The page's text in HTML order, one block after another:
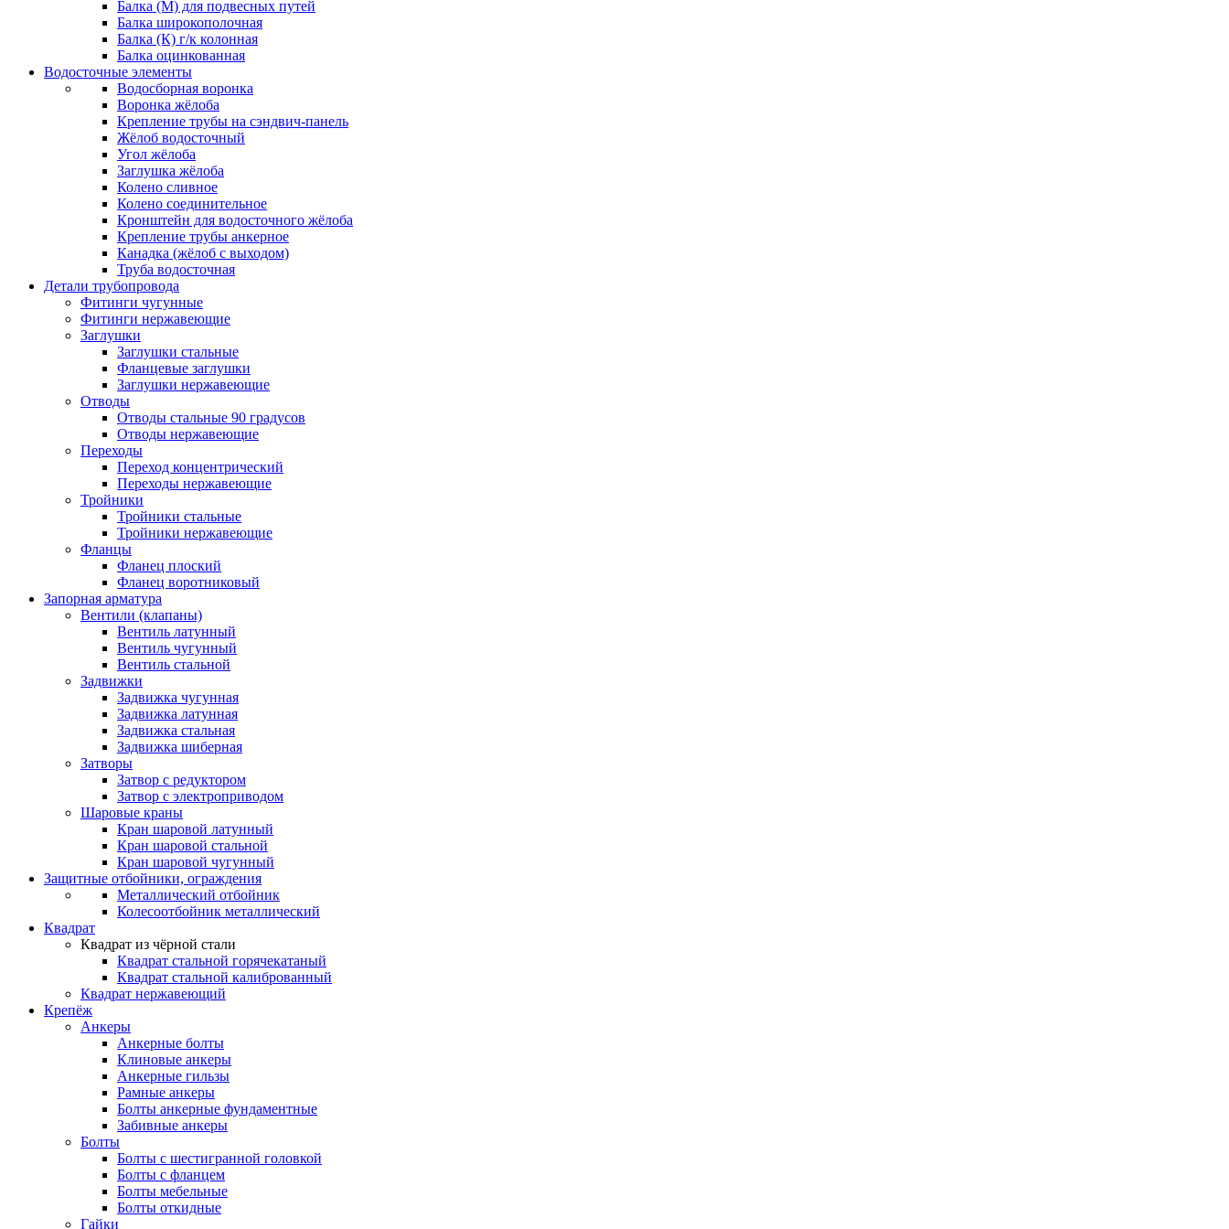
Балка (М) для подвесных путей
Балка широкополочная
Балка (К) г/к колонная
Балка оцинкованная
Водосточные элементы
Водосборная воронка
Воронка жёлоба
Крепление трубы на сэндвич-панель
Жёлоб водосточный
Угол жёлоба
Заглушка жёлоба
Колено сливное
Колено соединительное
Кронштейн для водосточного жёлоба
Крепление трубы анкерное
Канадка (жёлоб с выходом)
Труба водосточная
Детали трубопровода
Фитинги чугунные
Фитинги нержавеющие
Заглушки
Заглушки стальные
Фланцевые заглушки
Заглушки нержавеющие
Отводы
Отводы стальные 90 градусов
Отводы нержавеющие
Переходы
Переход концентрический
Переходы нержавеющие
Тройники
Тройники стальные
Тройники нержавеющие
Фланцы
Фланец плоский
Фланец воротниковый
Запорная арматура
Вентили (клапаны)
Вентиль латунный
Вентиль чугунный
Вентиль стальной
Задвижки
Задвижка чугунная
Задвижка латунная
Задвижка стальная
Задвижка шиберная
Затворы
Затвор с редуктором
Затвор с электроприводом
Шаровые краны
Кран шаровой латунный
Кран шаровой стальной
Кран шаровой чугунный
Защитные отбойники, ограждения
Металлический отбойник
Колесоотбойник металлический
Квадрат
Квадрат из чёрной стали
Квадрат стальной горячекатаный
Квадрат стальной калиброванный
Квадрат нержавеющий
Крепёж
Анкеры
Анкерные болты
Клиновые анкеры
Анкерные гильзы
Рамные анкеры
Болты анкерные фундаментные
Забивные анкеры
Болты
Болты с шестигранной головкой
Болты с фланцем
Болты мебельные
Болты откидные
Гайки